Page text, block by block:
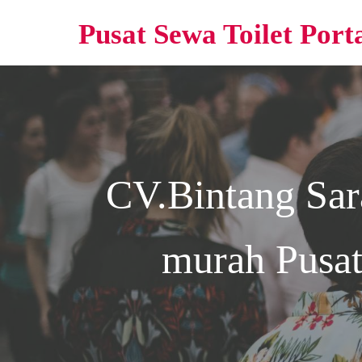
Pusat Sewa Toilet
CV.Bintang
murah